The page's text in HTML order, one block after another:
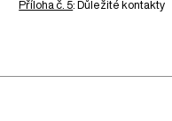
Příloha č. 5: Důležité kontakty